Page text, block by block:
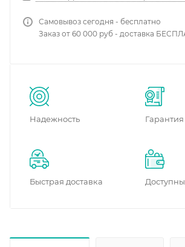
Самовывоз сегодня - бесплатно
Заказ от 60 000 руб - доставка
Надежность Гарантия
Быстрая доставка